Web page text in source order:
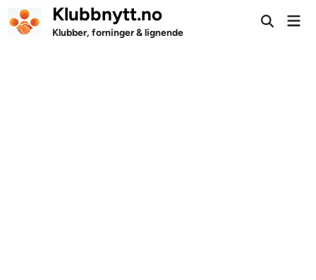
Skip
to
Klubbnytt.no
Klubber, forninger & lignende
Open